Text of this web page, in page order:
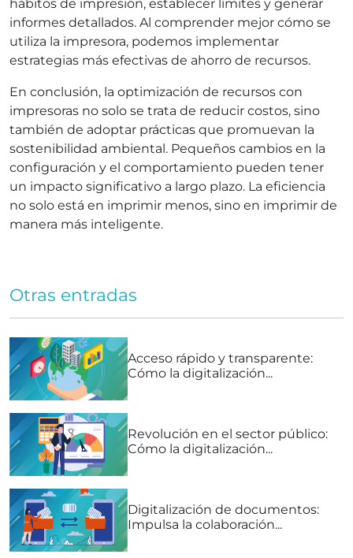
hábitos de impresión, establecer límites y generar
informes detallados. Al comprender mejor cómo se
utiliza la impresora, podemos implementar
estrategias más efectivas de ahorro de recursos.
En conclusión, la optimización de recursos con
impresoras no solo se trata de reducir costos, sino
también de adoptar prácticas que promuevan la
sostenibilidad ambiental. Pequeños cambios en la
configuración y el comportamiento pueden tener
un impacto significativo a largo plazo. La eficiencia
no solo está en imprimir menos, sino en imprimir de
manera más inteligente.
Otras entradas
Acceso rápido y transparente:
Cómo la digitalización...
Revolución en el sector público:
Cómo la digitalización...
Digitalización de documentos:
Impulsa la colaboración...